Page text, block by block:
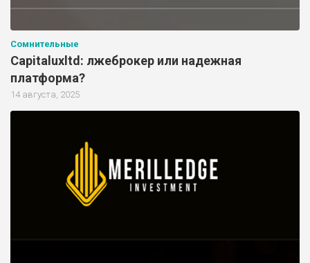
Сомнительные
Capitaluxltd: лжеброкер или надежная
платформа?
14 августа, 2025